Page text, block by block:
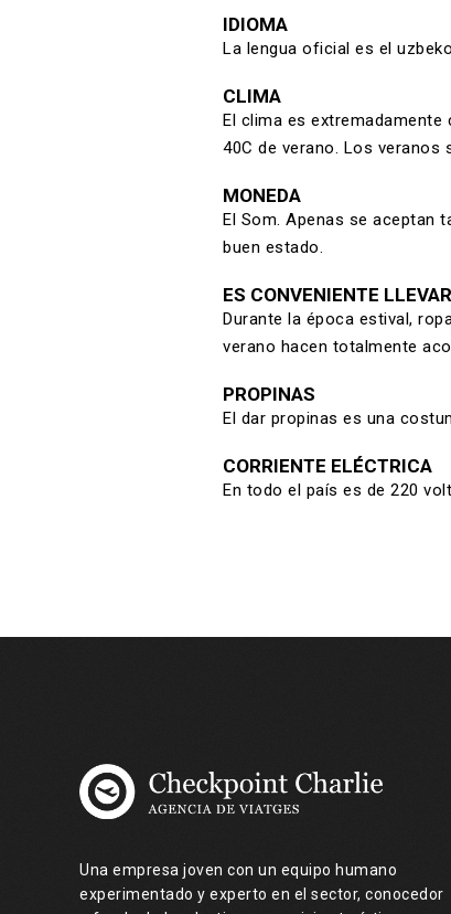
IDIOMA
La lengua oficial es el
CLIMA
El clima es
40C de verano. Los veranos
MONEDA
El Som. Apenas se aceptan
buen estado.
ES CONVENIENTE LLEVAR
Durante la época estival,
verano hacen totalmente
PROPINAS
El dar propinas es una
CORRIENTE ELÉCTRICA
En todo el país es de 220
Una empresa joven con un equipo humano
experimentado y experto en el sector, conocedor